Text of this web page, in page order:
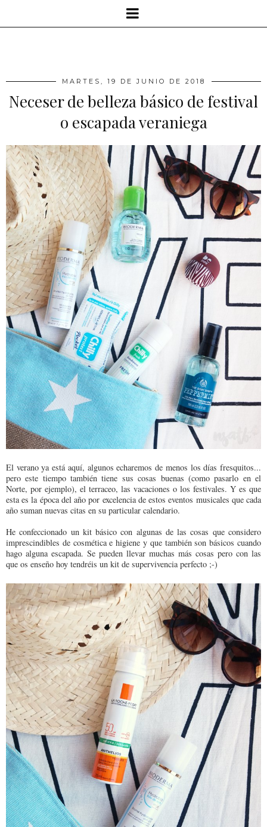
MARTES, 19 DE JUNIO DE 2018
Neceser de belleza básico de festival
o escapada veraniega
El verano ya está aquí, algunos echaremos de menos los días fresquitos...
pero este tiempo también tiene sus cosas buenas (como pasarlo en el
Norte, por ejemplo), el terraceo, las vacaciones o los festivales. Y es que
esta es la época del año por excelencia de estos eventos musicales que cada
año suman nuevas citas en su particular calendario.
He confeccionado un kit básico con algunas de las cosas que considero
imprescindibles de cosmética e higiene y que también son básicos cuando
hago alguna escapada. Se pueden llevar muchas más cosas pero con las
que os enseño hoy tendréis un kit de supervivencia perfecto ;-)